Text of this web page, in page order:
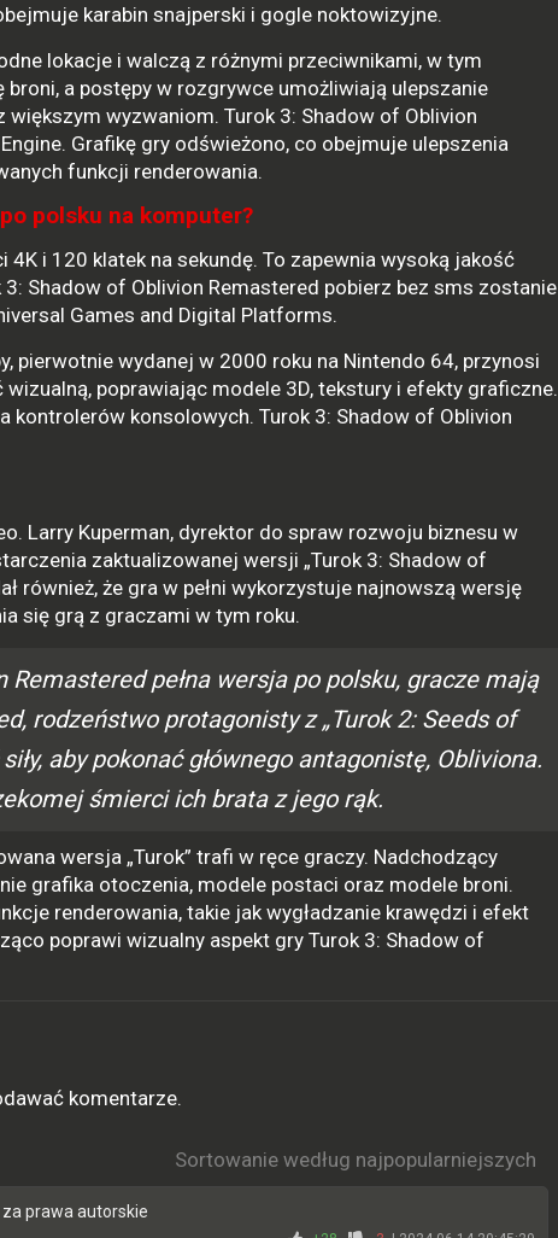
karabin snajperski i gogle noktowizyjne.
lokacje i walczą z różnymi przeciwnikami, w tym
a postępy w rozgrywce umożliwiają ulepszanie
wyzwaniom. Turok 3: Shadow of Oblivion
Grafikę gry odświeżono, co obejmuje ulepszenia
funkcji renderowania.
polsku na komputer?
i 120 klatek na sekundę. To zapewnia wysoką jakość
Shadow of Oblivion Remastered pobierz bez sms zostanie
Games and Digital Platforms.
pierwotnie wydanej w 2000 roku na Nintendo 64, przynosi
poprawiając modele 3D, tekstury i efekty graficzne.
kontrolerów konsolowych. Turok 3: Shadow of Oblivion
Larry Kuperman, dyrektor do spraw rozwoju biznesu w
zaktualizowanej wersji „Turok 3: Shadow of
również, że gra w pełni wykorzystuje najnowszą wersję
się grą z graczami w tym roku.
Remastered pełna wersja po polsku, gracze mają
rodzeństwo protagonisty z „Turok 2: Seeds of
aby pokonać głównego antagonistę, Obliviona.
śmierci ich brata z jego rąk.
wersja „Turok” trafi w ręce graczy. Nadchodzący
grafika otoczenia, modele postaci oraz modele broni.
renderowania, takie jak wygładzanie krawędzi i efekt
poprawi wizualny aspekt gry Turok 3: Shadow of
komentarze.
Sortowanie według najpopularniejszych
prawa autorskie